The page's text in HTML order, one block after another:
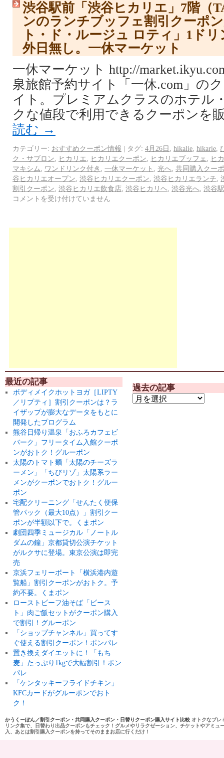
渋谷駅前「渋谷ヒカリエ」7階（
ンのランチブッフェ割引クーポ
ト・ド・ルージュ ロティ」1ド
外日無し。一休マーケット
一休マーケット http://
泉旅館予約サイト「一休.com」の
イト。プレミアムクラスのホテル
クな値段で利用できるクーポンを
読む →
カテゴリー: おすすめクーポン情報 | タグ: 4月26日 hikalie hikarie
ク・サブロン
ヒカリエ ヒカリエクーポン ヒカリエブッフェ
ヒ
マキシム
ワンドリンク付き 一休マーケット 光へ 共同購入クー
谷ヒカリエオープン 渋谷ヒカリエクーポン 渋谷ヒカリエランチ
割引クーポン 渋谷ヒカリエ飲食店 渋谷ヒカリヘ 渋谷光へ 渋谷駅
コメントを受け付けていません
最近の記事
ボディメイクホットヨガ［LIPTY
／リプティ］割引クーポンは？ラ
イザップが膨大なデータをもとに
開発したプログラム
熊谷日帰り温泉「おふろカフェビ
バーク」フリータイム入館クーポ
ンがおトク！グルーポン
太陽のトマト麺「太陽のチーズラ
ーメン」「ちびリゾ」太陽系ラー
メンがクーポンでおトク！グルー
ポン
宅配クリーニング「せんたく便保
管パック（最大10点）」割引クー
ポンが半額以下で。くまポン
劇団四季ミュージカル「ノートル
ダムの鐘」京都貸切公演チケット
がルクサに登場。東京公演は即完
売
京浜フェリーボート「横浜港内遊
覧船」割引クーポンがおトク。予
約不要。くまポン
ローストビーフ油そば「ビース
ト」肉ご飯セットがクーポン購入
で割引！グルーポン
「ショップチャンネル」買ってす
ぐ使える割引クーポン！ポンパレ
置き換えダイエットに！「もち
麦」たっぷり1kgで大幅割引！ポン
パレ
「ケンタッキーフライドチキン」
KFCカードがグルーポンでおト
ク！
過去の記事
かうくーぽん／割引クーポン・共同購入クーポン・日替りクーポン購入サイト比較 オトクなプレ
リンク集で、日替わり出品クーポンもチェック！グルメやリラクゼーション、チケットやアミ
入、あとは割引購入クーポンを持ってそのままお店に行くだけ！